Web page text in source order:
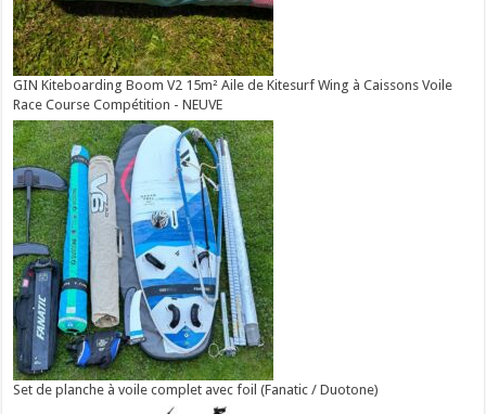
GIN Kiteboarding Boom V2 15m² Aile de Kitesurf Wing à Caissons Voile
Race Course Compétition - NEUVE
Set de planche à voile complet avec foil (Fanatic / Duotone)